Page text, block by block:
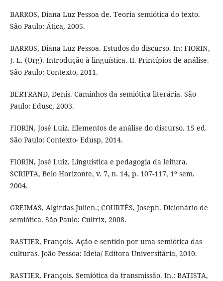
BARROS, Diana Luz Pessoa de. Teoria semiótica do texto.
São Paulo: Ática, 2005.
BARROS, Diana Luz Pessoa. Estudos do discurso. In: FIORIN,
J. L. (Org). Introdução à linguística. II. Princípios de análise.
São Paulo: Contexto, 2011.
BERTRAND, Denis. Caminhos da semiótica literária. São
Paulo: Edusc, 2003.
FIORIN, José Luiz. Elementos de análise do discurso. 15 ed.
São Paulo: Contexto- Edusp, 2014.
FIORIN, José Luiz. Linguística e pedagogia da leitura.
SCRIPTA, Belo Horizonte, v. 7, n. 14, p. 107-117, 1º sem.
2004.
GREIMAS, Algirdas Julien.; COURTÉS, Joseph. Dicionário de
semiótica. São Paulo: Cultrix, 2008.
RASTIER, François. Ação e sentido por uma semiótica das
culturas. João Pessoa: Ideia/ Editora Universitária, 2010.
RASTIER, François. Semiótica da transmissão. In.: BATISTA,